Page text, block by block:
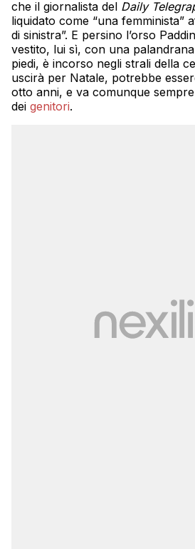
che il giornalista del Daily
liquidato come “una femminista”
di sinistra”. E persino l’orso
vestito, lui sì, con una
piedi, è incorso negli strali della
uscirà per Natale, potrebbe
otto anni, e va comunque
dei genitori.